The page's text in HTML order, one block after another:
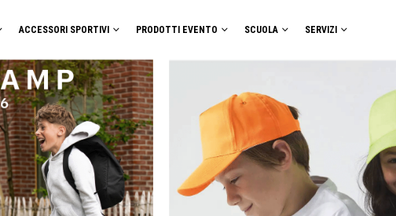
ACCESSORI SPORTIVI PRODOTTI EVENTO SCUOLA SERVIZI